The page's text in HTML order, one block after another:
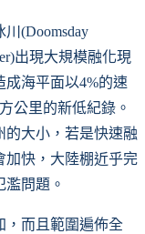
(Doomsday
出現大規模融化現
成海平面以4%的速
公里的新低紀錄。
的大小，若是快速融
加快，大陸棚近乎完
問題。
，而且範圍遍佈全